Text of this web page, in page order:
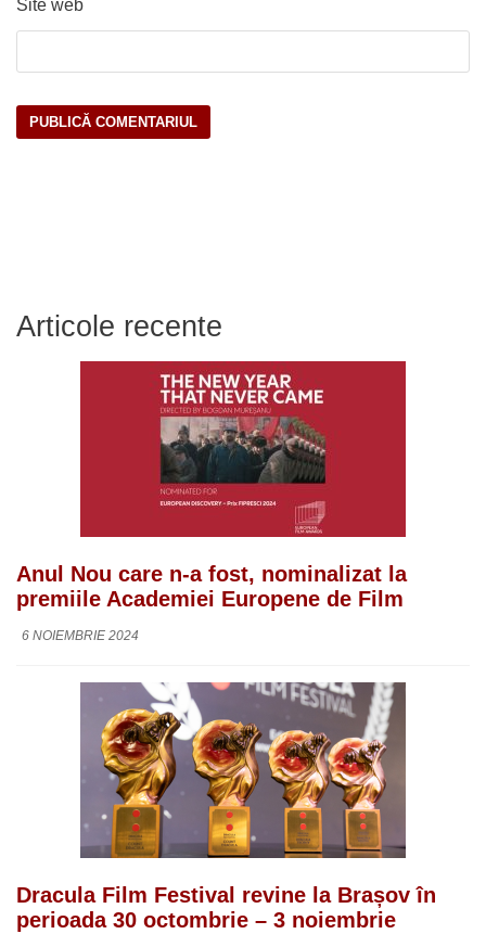
Site web
Articole recente
Anul Nou care n-a fost, nominalizat la
premiile Academiei Europene de Film
6 NOIEMBRIE 2024
Dracula Film Festival revine la Brașov în
perioada 30 octombrie – 3 noiembrie